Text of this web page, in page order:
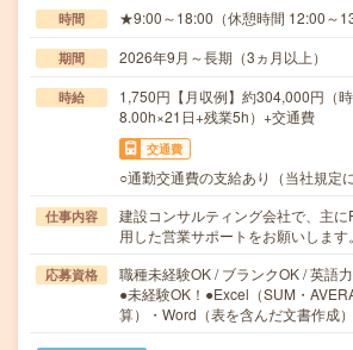
時間 ★9:00～18:00（休憩時間 12:00～
期間 2026年9月～長期（3ヵ月以上）
時給
1,750円【月収例】約304,000円（
8.00h×21日+残業5h）+交通費
交通費
○通勤交通費の支給あり（当社規定
仕事内容
建設コンサルティング会社で、主
用した営業サポートをお願いしま
応募資格
職種未経験OK / ブランクOK / 英語
●未経験OK！●Excel（SUM・
算）・Word（表を含んだ文書作成